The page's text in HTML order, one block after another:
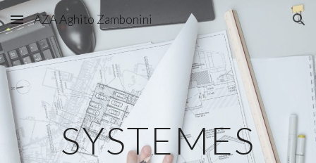
Skip to main content Skip to navigation
AZA Aghito Zambonini
SYSTEMES